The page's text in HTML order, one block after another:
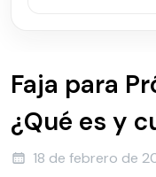
Faja para
¿Qué es y
18 de febrero de